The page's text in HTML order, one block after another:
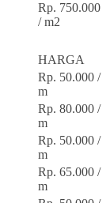
Rp. 750.000
/ m2
HARGA
Rp. 50.000 /
m
Rp. 80.000 /
m
Rp. 50.000 /
m
Rp. 65.000 /
m